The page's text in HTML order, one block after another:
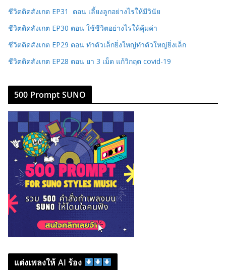
ชีวิตติดสังเกต EP31 ตอน เลี้ยงลูกอย่างไรให้มีวินัย
ชีวิตติดสังเกต EP30 ตอน ใช้ชีวิตอย่างไรให้คุ้มค่า
ชีวิตติดสังเกต EP29 ตอน ทำตัวเล็กยิ่งใหญ่ทำตัวใหญ่ยิ่งเล็ก
ชีวิตติดสังเกต EP28 ตอน ยา 3 เม็ด แก้วิกฤต covid-19
500 Prompt SUNO
แต่งเพลงให้ AI ร้อง